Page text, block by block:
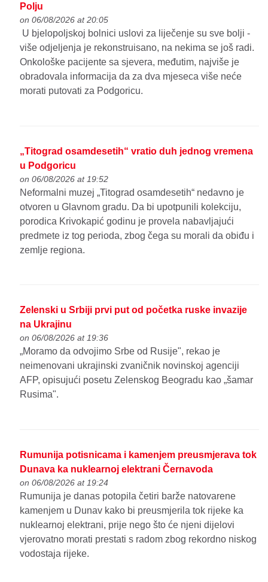
Polju
on 06/08/2026 at 20:05
U bjelopoljskoj bolnici uslovi za liječenje su sve bolji -
više odjeljenja je rekonstruisano, na nekima se još radi.
Onkološke pacijente sa sjevera, međutim, najviše je
obradovala informacija da za dva mjeseca više neće
morati putovati za Podgoricu.
„Titograd osamdesetih“ vratio duh jednog vremena
u Podgoricu
on 06/08/2026 at 19:52
Neformalni muzej „Titograd osamdesetih“ nedavno je
otvoren u Glavnom gradu. Da bi upotpunili kolekciju,
porodica Krivokapić godinu je provela nabavljajući
predmete iz tog perioda, zbog čega su morali da obiđu i
zemlje regiona.
Zelenski u Srbiji prvi put od početka ruske invazije
na Ukrajinu
on 06/08/2026 at 19:36
„Moramo da odvojimo Srbe od Rusije", rekao je
neimenovani ukrajinski zvaničnik novinskoj agenciji
AFP, opisujući posetu Zelenskog Beogradu kao „šamar
Rusima".
Rumunija potisnicama i kamenjem preusmjerava tok
Dunava ka nuklearnoj elektrani Černavoda
on 06/08/2026 at 19:24
Rumunija je danas potopila četiri barže natovarene
kamenjem u Dunav kako bi preusmjerila tok rijeke ka
nuklearnoj elektrani, prije nego što će njeni dijelovi
vjerovatno morati prestati s radom zbog rekordno niskog
vodostaja rijeke.